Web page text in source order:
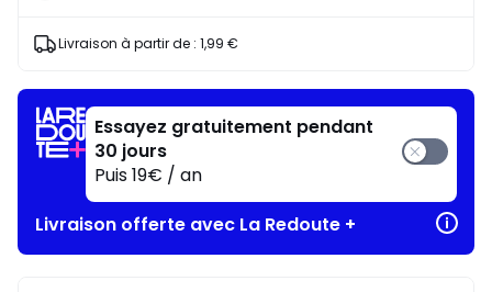
J'en
Livraison à partir de : 1,99 €
Essayez gratuitement pendant
30 jours
Puis 19€ / an
Livraison offerte avec La Redoute +